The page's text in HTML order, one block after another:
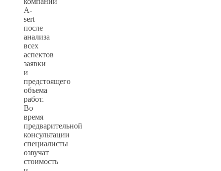
A-
sert
после
анализа
всех
аспектов
заявки
и
предстоящего
объема
работ.
Во
время
предварительной
консультации
специалисты
озвучат
стоимость